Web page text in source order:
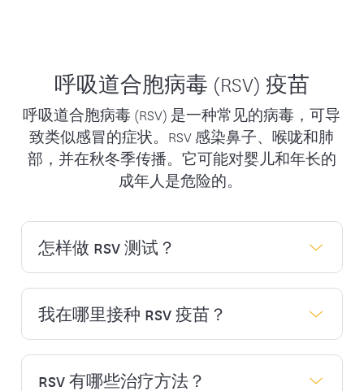
计划的药房获得新冠肺炎疫苗的承保。
接种新冠肺炎疫苗或加强针属于预防性
医疗服务。如果您到网内医生处就诊的
唯一原因是为了接种新冠肺炎疫苗或加
强疫苗，则您无需支付任何费用。
红蓝卡）会员无法在网内药房获得新冠
肺炎疫苗承保。这些会员应联系其 B 部
方退烧药、止咳药或其他方法来帮助您
缓解您的症状。如果您需要更多帮助，
您的医生可能会推荐美国食品和药物管
理局 (FDA) 批准的口服抗病毒药物来治
疗新冠肺炎，如 Paxlovid。如果您出现
紧急情况，如呼吸困难，并需要去医
院，医生可能会进行其他治疗或方法来
帮助您康复。您在急诊室获得的服务将
在紧急情况下也将在承保范围内。
呼吸道合胞病毒 (RSV) 疫苗
呼吸道合胞病毒 (RSV) 是一种常见的病毒，可导
致类似感冒的症状。RSV 感染鼻子、喉咙和肺
部，并在秋冬季传播。它可能对婴儿和年长的
成年人是危险的。
怎样做 RSV 测试？
与其他测试一样，您的医生可以根据您
的症状确定您是否需要接受RSV测
试。
我在哪里接种 RSV 疫苗？
符合疾病预防与控制中心 的
RSV 有哪些治疗方法？